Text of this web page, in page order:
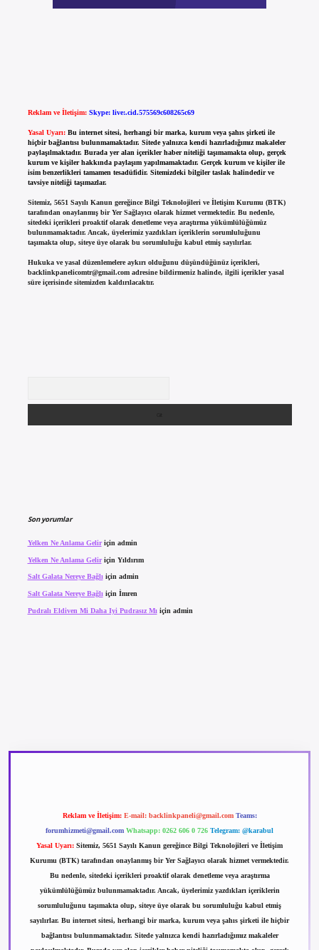
Reklam ve İletişim: Skype: live:.cid.575569c608265c69
Yasal Uyarı: Bu internet sitesi, herhangi bir marka, kurum veya şahıs şirketi ile
hiçbir bağlantısı bulunmamaktadır. Sitede yalnızca kendi hazırladığımız makaleler
paylaşılmaktadır. Burada yer alan içerikler haber niteliği taşımamakta olup, gerçek
kurum ve kişiler hakkında paylaşım yapılmamaktadır. Gerçek kurum ve kişiler ile
isim benzerlikleri tamamen tesadüfidir. Sitemizdeki bilgiler taslak halindedir ve
tavsiye niteliği taşımazlar.
Sitemiz, 5651 Sayılı Kanun gereğince Bilgi Teknolojileri ve İletişim Kurumu (BTK)
tarafından onaylanmış bir Yer Sağlayıcı olarak hizmet vermektedir. Bu nedenle,
sitedeki içerikleri proaktif olarak denetleme veya araştırma yükümlülüğümüz
bulunmamaktadır. Ancak, üyelerimiz yazdıkları içeriklerin sorumluluğunu
taşımakta olup, siteye üye olarak bu sorumluluğu kabul etmiş sayılırlar.
Hukuka ve yasal düzenlemelere aykırı olduğunu düşündüğünüz içerikleri,
backlinkpanelicomtr@gmail.comadresine bildirmeniz halinde, ilgili içerikler yasal
süre içerisinde sitemizden kaldırılacaktır.
Son yorumlar
Yelken Ne Anlama Geliriçin admin
Yelken Ne Anlama Geliriçin Yıldırım
Salt Galata Nereye Bağlıiçin admin
Salt Galata Nereye Bağlı için İmren
Pudralı Eldiven Mi Daha Iyi Pudrasız Mı için admin
Reklam ve İletişim: E-mail: backlinkpaneli@gmail.com Teams:
forumhizmeti@gmail.com Whatsapp: 0262 606 0 726 Telegram: @karabul
Yasal Uyarı: Sitemiz, 5651 Sayılı Kanun gereğince Bilgi Teknolojileri ve İletişim
Kurumu (BTK) tarafından onaylanmış bir Yer Sağlayıcı olarak hizmet vermektedir.
Bu nedenle, sitedeki içerikleri proaktif olarak denetleme veya araştırma
yükümlülüğümüz bulunmamaktadır. Ancak, üyelerimiz yazdıkları içeriklerin
sorumluluğunu taşımakta olup, siteye üye olarak bu sorumluluğu kabul etmiş
sayılırlar. Bu internet sitesi, herhangi bir marka, kurum veya şahıs şirketi ile hiçbir
bağlantısı bulunmamaktadır. Sitede yalnızca kendi hazırladığımız makaleler